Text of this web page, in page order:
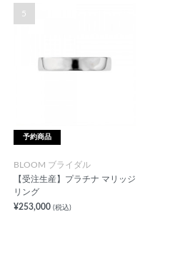
5
予約商品
BLOOM ブライダル
【受注生産】プラチナ マリッジ
リング
¥253,000 (税込)